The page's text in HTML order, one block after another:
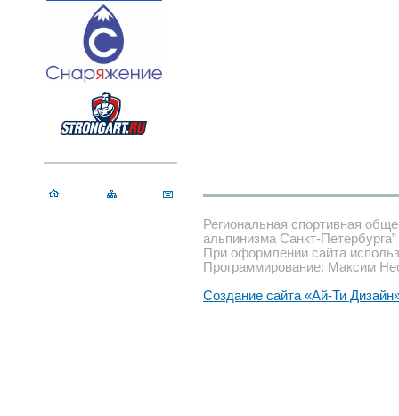
Региональная спортивная
альпинизма Санкт-Петербурга”
При оформлении сайта
Программирование: Максим
Создание сайта «Ай-Ти